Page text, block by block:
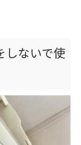
しないで使